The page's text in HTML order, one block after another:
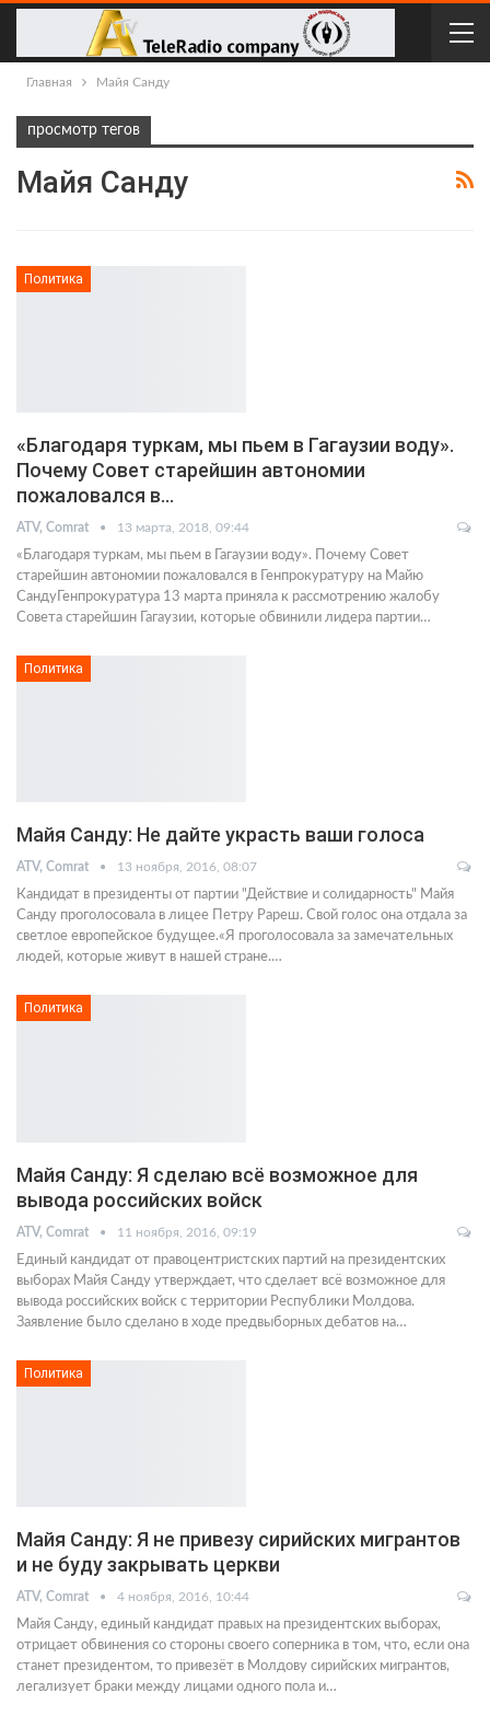
Главная Майя Санду
просмотр тегов
Майя Санду
Политика
«Благодаря туркам, мы пьем в Гагаузии воду».
Почему Совет старейшин автономии
пожаловался в…
ATV, Comrat 13 марта, 2018, 09:44
«Благодаря туркам, мы пьем в Гагаузии воду». Почему Совет
старейшин автономии пожаловался в Генпрокуратуру на Майю
СандуГенпрокуратура 13 марта приняла к рассмотрению жалобу
Совета старейшин Гагаузии, которые обвинили лидера партии…
Политика
Майя Санду: Не дайте украсть ваши голоса
ATV, Comrat 13 ноября, 2016, 08:07
Кандидат в президенты от партии "Действие и солидарность" Майя
Санду проголосовала в лицее Петру Рареш. Свой голос она отдала за
светлое европейское будущее.«Я проголосовала за замечательных
людей, которые живут в нашей стране.…
Политика
Майя Санду: Я сделаю всё возможное для
вывода российских войск
ATV, Comrat 11 ноября, 2016, 09:19
Единый кандидат от правоцентристских партий на президентских
выборах Майя Санду утверждает, что сделает всё возможное для
вывода российских войск с территории Республики Молдова.
Заявление было сделано в ходе предвыборных дебатов на…
Политика
Майя Санду: Я не привезу сирийских мигрантов
и не буду закрывать церкви
ATV, Comrat 4 ноября, 2016, 10:44
Майя Санду, единый кандидат правых на президентских выборах,
отрицает обвинения со стороны своего соперника в том, что, если она
станет президентом, то привезёт в Молдову сирийских мигрантов,
легализует браки между лицами одного пола и…